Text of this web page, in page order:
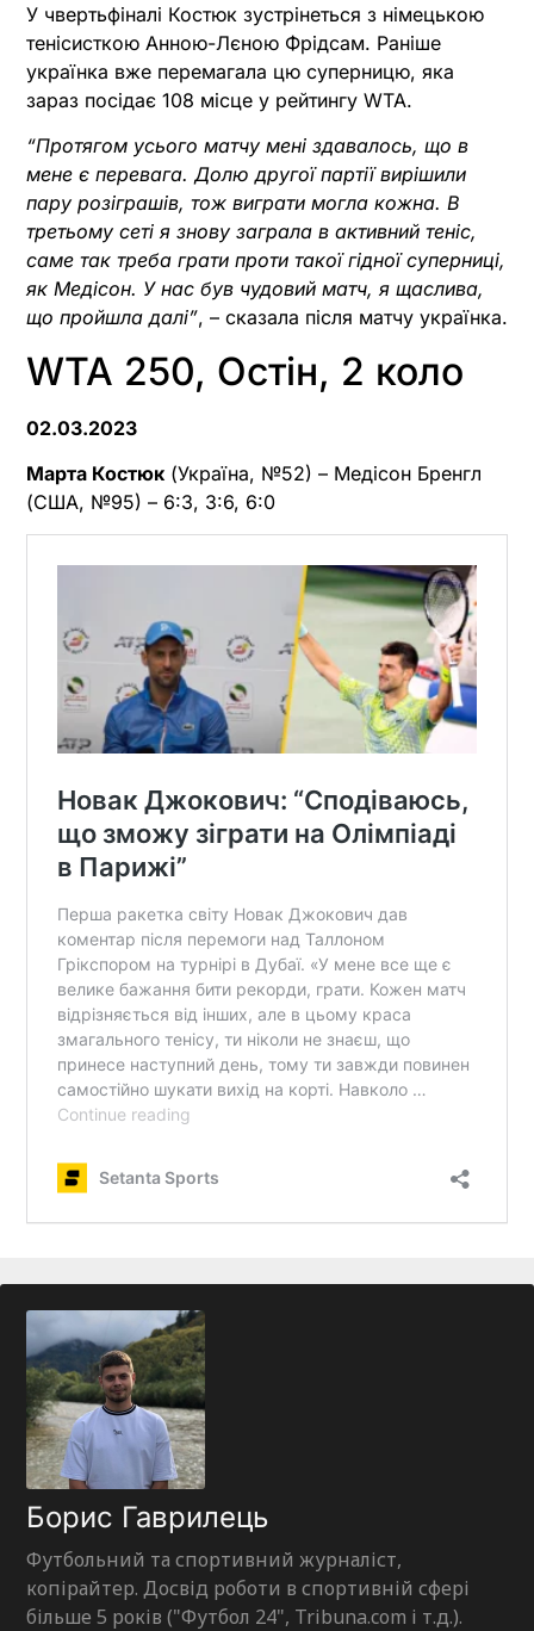
У чвертьфіналі Костюк зустрінеться з німецькою
тенісисткою Анною-Лєною Фрідсам. Раніше
українка вже перемагала цю суперницю, яка
зараз посідає 108 місце у рейтингу WTA.
“Протягом усього матчу мені здавалось, що в
мене є перевага. Долю другої партії вирішили
пару розіграшів, тож виграти могла кожна. В
третьому сеті я знову заграла в активний теніс,
саме так треба грати проти такої гідної суперниці,
як Медісон. У нас був чудовий матч, я щаслива,
що пройшла далі”, – сказала після матчу українка.
WTA 250, Остін, 2 коло
02.03.2023
Марта Костюк (Україна, №52) – Медісон Бренгл
(США, №95) – 6:3, 3:6, 6:0
Борис Гаврилець
Футбольний та спортивний журналіст,
копірайтер. Досвід роботи в спортивній сфері
більше 5 років ("Футбол 24", Tribuna.com і т.д.).